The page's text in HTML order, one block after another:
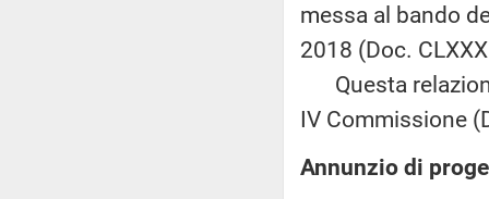
messa al bando
2018 (Doc.
Questa
IV Commissione
Annunzio di